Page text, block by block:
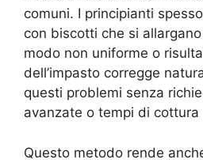
comuni. I principianti
con biscotti che si
modo non uniforme o
dell’impasto corregge
questi problemi senza
avanzate o tempi di cottura
Questo metodo rende